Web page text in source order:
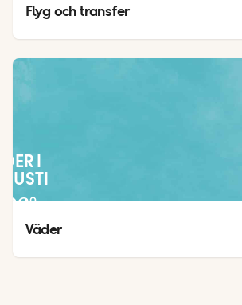
Flyg och transfer
I
26°
25°
Väder